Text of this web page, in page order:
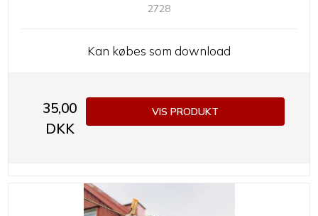
2728
Kan købes som download
35,00
DKK
VIS PRODUKT